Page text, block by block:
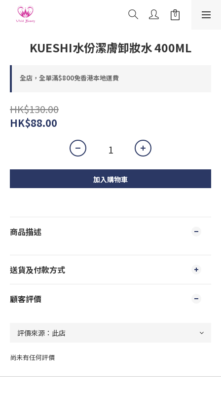
KUESHI水份潔膚卸妝水 400ML
全店，全單滿$800免香港本地運費
HK$130.00
HK$88.00
加入購物車
商品描述
送貨及付款方式
顧客評價
尚未有任何評價